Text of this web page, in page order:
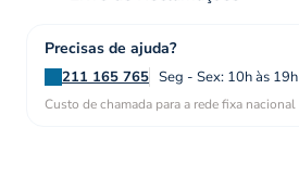
Precisas de ajuda?
211 165 765 Seg - Sex: 10h às 19h
Custo de chamada para a rede fixa nacional